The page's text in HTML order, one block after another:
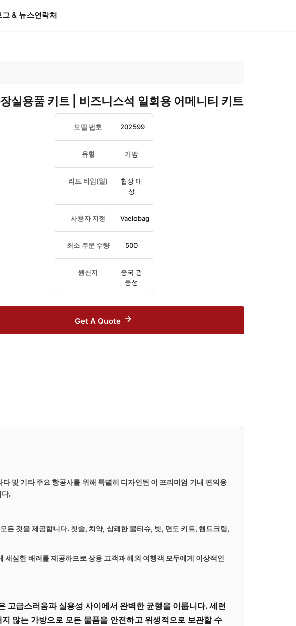
그 & 뉴스연락처
실용품 키트 | 비즈니스석 일회용 어메니티 키트
모델 번호 202599
유형 가방
리드 타임(일)
협상 대
상
사용자 지정 Vaelobag
최소 주문 수량 500
원산지
중국 광
둥성
Get A Quote
및 기타 주요 항공사를 위해 특별히 디자인된 이 프리미엄 기내 편의용
.
든 것을 제공합니다. 칫솔, 치약, 상쾌한 물티슈, 빗, 면도 키트, 핸드크림,
세심한 배려를 제공하므로 상용 고객과 해외 여행객 모두에게 이상적인
고급스러움과 실용성 사이에서 완벽한 균형을 이룹니다. 세련
않는 가방으로 모든 물품을 안전하고 위생적으로 보관할 수